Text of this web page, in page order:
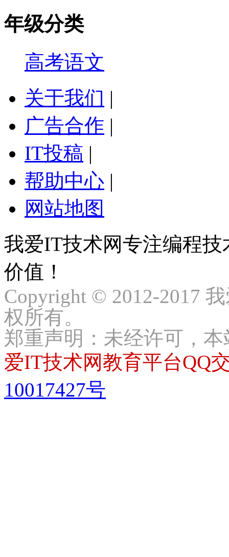
年级分类
高考语文
关于我们 |
广告合作 |
IT投稿 |
帮助中心 |
网站地图
我爱IT技术网专注编程
价值！
Copyright © 2012-2017
权所有。
郑重声明：未经许可，
爱IT技术网教育平台QQ
10017427号